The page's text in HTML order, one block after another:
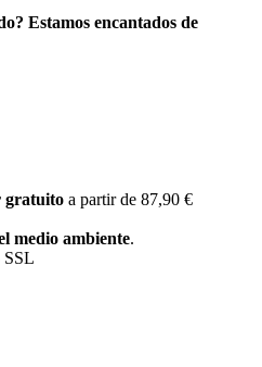
Estamos encantados de
gratuito a partir de 87,90 €
medio ambiente.
SSL